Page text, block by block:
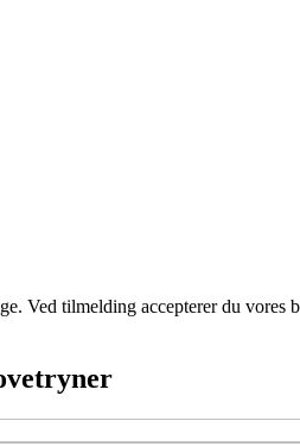
tilmelding accepterer du vores